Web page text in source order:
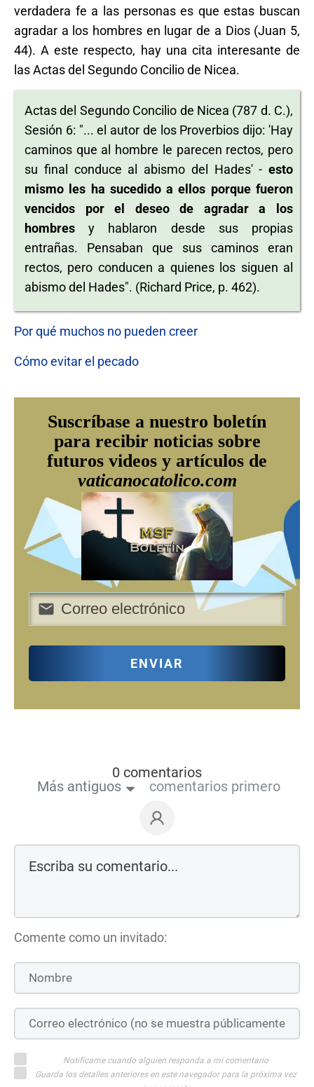
verdadera fe a las personas es que estas buscan
agradar a los hombres en lugar de a Dios (Juan 5,
44). A este respecto, hay una cita interesante de
las Actas del Segundo Concilio de Nicea.
Actas del Segundo Concilio de Nicea (787 d. C.),
Sesión 6: "... el autor de los Proverbios dijo: 'Hay
caminos que al hombre le parecen rectos, pero
su final conduce al abismo del Hades' - esto
mismo les ha sucedido a ellos porque fueron
vencidos por el deseo de agradar a los
hombres
y hablaron desde sus propias
entrañas. Pensaban que sus caminos eran
rectos, pero conducen a quienes los siguen al
abismo del Hades". (Richard Price, p. 462).
Por qué muchos no pueden creer
Cómo evitar el pecado
Suscríbase a nuestro boletín
para recibir noticias sobre
futuros videos y artículos de
vaticanocatolico.com
ENVIAR
0 comentarios
Más antiguos
comentarios primero
Comente como un invitado:
Notifícame cuando alguien responda a mi comentario
Guarda los detalles anteriores en este navegador para la próxima vez